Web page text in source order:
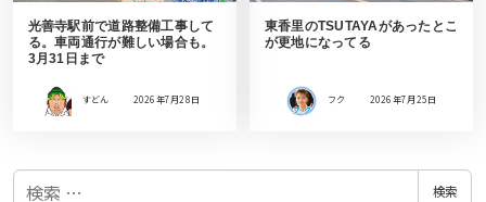
光善寺駅前で道路整備工事して
る。車両通行が難しい場合も。
3月31日まで
すどん 2026年7月28日
東香里のTSUTAYAがあったとこ
が更地になってる
フク 2026年7月25日
検
検索